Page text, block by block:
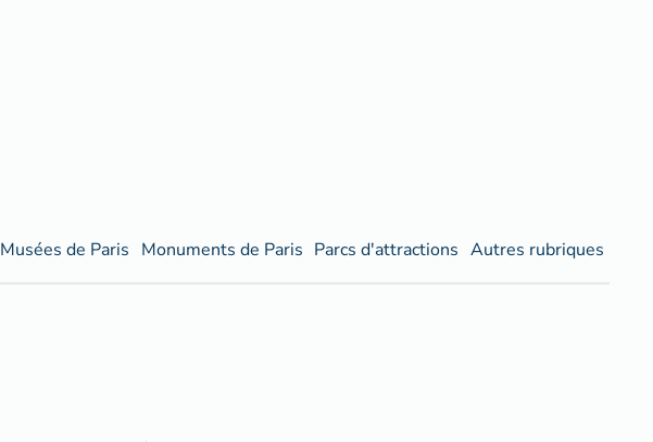
Musées de Paris Monuments de Paris Parcs d'attractions Autres rubriques